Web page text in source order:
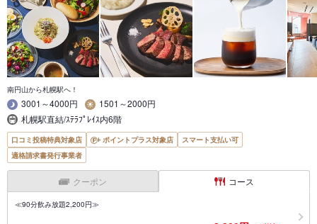
南円山から札幌駅へ！
3001～4000円
1501～2000円
札幌駅直結/ｽﾃﾗﾌﾟﾚｲｽ内6階
口コミ投稿特典対象店 ポイントプラス対象店
スマート支払い可
適格請求書発行事業者
クーポン コース
≪90分飲み放題2,200円≫